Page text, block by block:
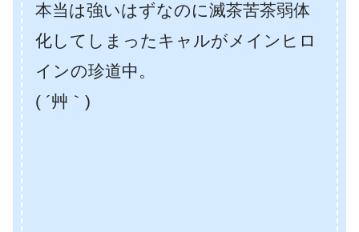
本当は強いはずなのに滅茶苦茶弱体
化してしまったキャルがメインヒロ
インの珍道中。
( ´艸｀)